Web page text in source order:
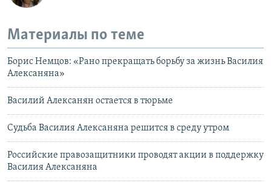
Материалы по теме
Борис Немцов: «Рано прекращать борьбу за жизнь Василия
Алексаняна»
Василий Алексанян остается в тюрьме
Судьба Василия Алексаняна решится в среду утром
Российские правозащитники проводят акции в поддержку
Василия Алексаняна